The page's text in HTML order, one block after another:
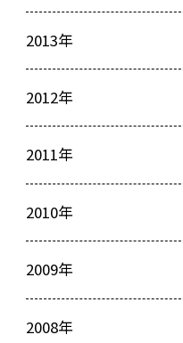
2013年
2012年
2011年
2010年
2009年
2008年